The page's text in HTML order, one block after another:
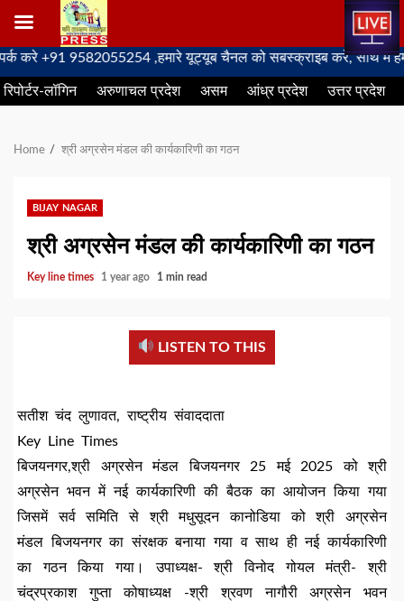
Skip
to
content
+91 9582055254 ,हमारे यूट्यूब चैनल को सबस्क्राइब करें, साथ मे हमारे
रिपोर्टर-लॉगिन अरुणाचल प्रदेश असम आंध्र प्रदेश उत्तर प्रदेश
Home श्री अग्रसेन मंडल की कार्यकारिणी का गठन
BIJAY NAGAR
श्री अग्रसेन मंडल की कार्यकारिणी का गठन
Key line times 1 year ago 1 min read
LISTEN TO THIS
सतीश चंद लुणावत, राष्ट्रीय संवाददाता
Key Line Times
बिजयनगर,श्री अग्रसेन मंडल बिजयनगर 25 मई 2025 को श्री
अग्रसेन भवन में नई कार्यकारिणी की बैठक का आयोजन किया गया
जिसमें सर्व समिति से श्री मधुसूदन कानोडिया को श्री अग्रसेन
मंडल बिजयनगर का संरक्षक बनाया गया व साथ ही नई कार्यकारिणी
का गठन किया गया। उपाध्यक्ष- श्री विनोद गोयल मंत्री- श्री
चंद्रप्रकाश गुप्ता कोषाध्यक्ष -श्री श्रवण नागौरी अग्रसेन भवन